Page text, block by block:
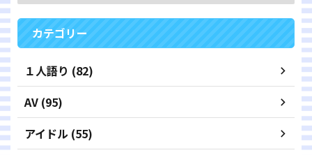
カテゴリー
１人語り (82)
AV (95)
アイドル (55)